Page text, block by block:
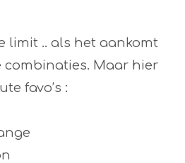
limit .. als het aankomt
combinaties. Maar hier
favo’s :